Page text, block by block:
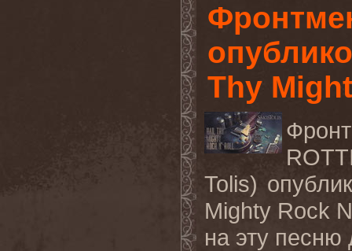
Thy
Tolis)
Mighty Rock
на эту